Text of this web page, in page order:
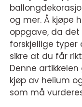
og mer. Å kjøpe
oppgave, da
forskjellige
sikre at du får
Denne
kjøp av helium
som må